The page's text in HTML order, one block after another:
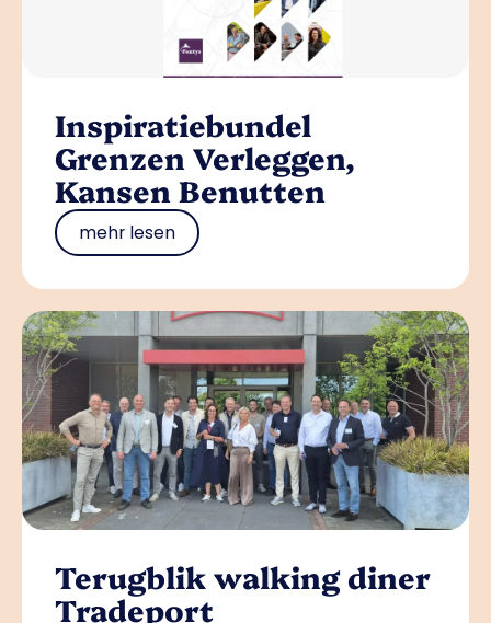
Inspiratiebundel
Grenzen Verleggen,
Kansen Benutten
mehr lesen
Terugblik walking diner
Tradeport